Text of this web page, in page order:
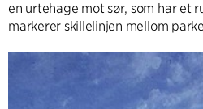
en urtehage mot sør, som har et
markerer skillelinjen mellom